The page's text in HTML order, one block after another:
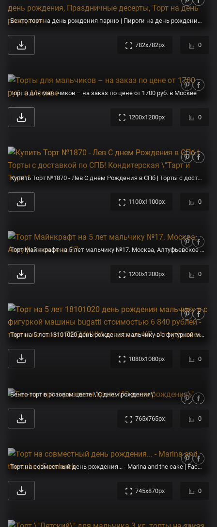
Бенто торт на день рождения парню | Пироги на день рождения, Праздничные десерты, Торт на день рождения
782x782px 0
Торты для мальчиков – на заказ по цене от 1700 руб. в Москве
1200x1200px 0
Купить Торт №1870 - Лев С днем Рождения в СПб | Торты с доставкой по СПБ! Кондитерская \"Тарт и Торт\"
1100x1100px 0
Торт Майнкрафт на 5 лет мальчику №17. Москва, Алтуфьевское ш.27
1200x1200px 0
Торт на 5 лет 18101020 день рождения мальчику в с фигуркой машины bugatti стоимостью 6 840 рублей - торты на заказ ПРЕМИУМ-класса от КП «Алтуфьево»
1080x1080px 0
Бенто-торт в розовом цвете \"С днем рождения\"
765x765px 0
Торт на совместный день рождения... - Marina and the cake | Facebook
745x870px 0